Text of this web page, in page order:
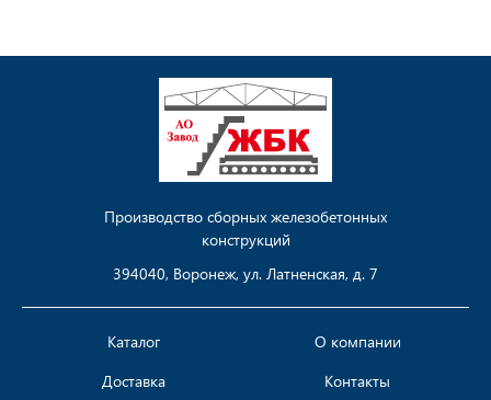
Производство сборных железобетонных
конструкций
394040, Воронеж, ул. Латненская, д. 7
Каталог
Доставка
О компании
Контакты